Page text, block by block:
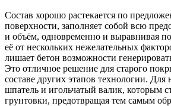
Состав хорошо растекается по
поверхности, заполняет собой всю
и объём, одновременно и выравнивая
её от нескольких нежелательных
лишает бетон возможности
Это отличное решение для старого
составе других этапов технологии. Для
шпатель и игольчатый валик, которым
грунтовки, предотвращая тем самым